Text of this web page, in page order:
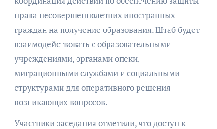
права несовершеннолетних иностранных
граждан на получение образования. Штаб будет
взаимодействовать с образовательными
учреждениями, органами опеки,
миграционными службами и социальными
структурами для оперативного решения
возникающих вопросов.
Участники заседания отметили, что доступ к